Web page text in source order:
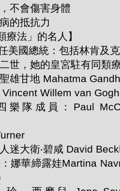
不會傷害身體
的抵抗力
療法」的名人】
美國總統：包括林肯及
世，她的皇宮駐有同類
雄甘地 Mahatma
Willem van Gogh
樂隊成員：Paul
迷大衛‧碧咸 David
娜華締露娃Martina